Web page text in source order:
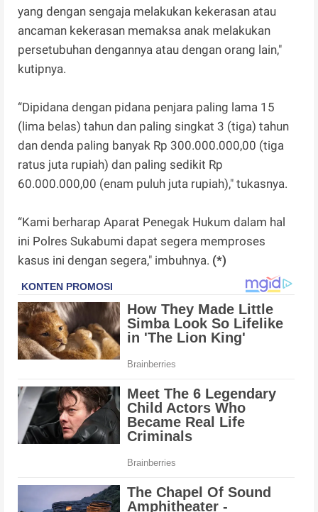
yang dengan sengaja melakukan kekerasan atau
ancaman kekerasan memaksa anak melakukan
persetubuhan dengannya atau dengan orang lain,"
kutipnya.
“Dipidana dengan pidana penjara paling lama 15
(lima belas) tahun dan paling singkat 3 (tiga) tahun
dan denda paling banyak Rp 300.000.000,00 (tiga
ratus juta rupiah) dan paling sedikit Rp
60.000.000,00 (enam puluh juta rupiah)," tukasnya.
“Kami berharap Aparat Penegak Hukum dalam hal
ini Polres Sukabumi dapat segera memproses
kasus ini dengan segera," imbuhnya. (*)